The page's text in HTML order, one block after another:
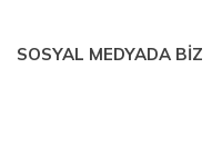
SOSYAL MEDYADA BİZ